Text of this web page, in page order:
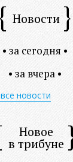
Новости
• за сегодня •
• за вчера •
новости
Новое
в трибуне